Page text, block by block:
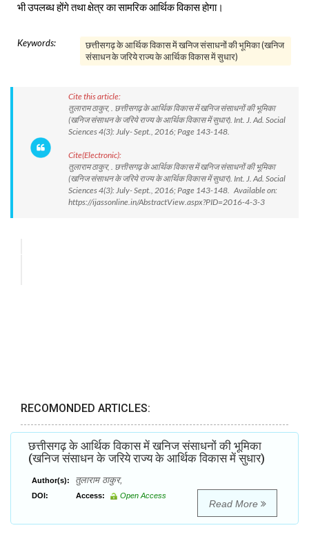
भी उपलब्ध होंगे तथा क्षेत्र का सामरिक आर्थिक विकास होगा।
Keywords:
छत्तीसगढ़ के आर्थिक विकास में खनिज संसाधनों की भूमिका (खनिज
संसाधन के जरिये राज्य के आर्थिक विकास में सुधार)
Cite this article:
तुलाराम ठाकुर, . छत्तीसगढ़ के आर्थिक विकास में खनिज संसाधनों की भूमिका
(खनिज संसाधन के जरिये राज्य के आर्थिक विकास में सुधार). Int. J. Ad. Social
Sciences 4(3): July- Sept., 2016; Page 143-148.
Cite(Electronic):
तुलाराम ठाकुर, . छत्तीसगढ़ के आर्थिक विकास में खनिज संसाधनों की भूमिका
(खनिज संसाधन के जरिये राज्य के आर्थिक विकास में सुधार). Int. J. Ad. Social
Sciences 4(3): July- Sept., 2016; Page 143-148. Available on:
https://ijassonline.in/AbstractView.aspx?PID=2016-4-3-3
RECOMONDED ARTICLES:
छत्तीसगढ़ के आर्थिक विकास में खनिज संसाधनों की भूमिका
(खनिज संसाधन के जरिये राज्य के आर्थिक विकास में सुधार)
Author(s): तुलाराम ठाकुर,
DOI: Access: Open Access
Read More